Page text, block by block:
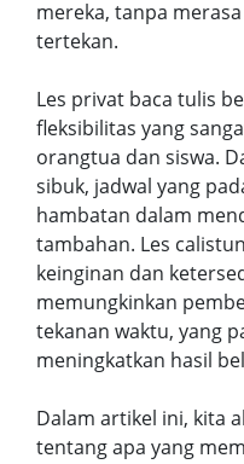
mereka, tanpa
tertekan.
Les privat baca tulis
fleksibilitas yang
orangtua dan siswa.
sibuk, jadwal yang
hambatan dalam
tambahan. Les
keinginan dan
memungkinkan
tekanan waktu, yang
meningkatkan hasil
Dalam artikel ini, kita
tentang apa yang